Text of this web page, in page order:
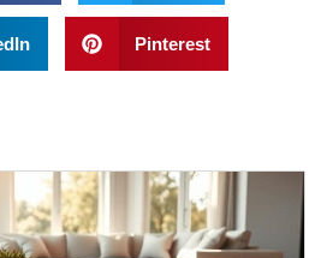
Pinterest